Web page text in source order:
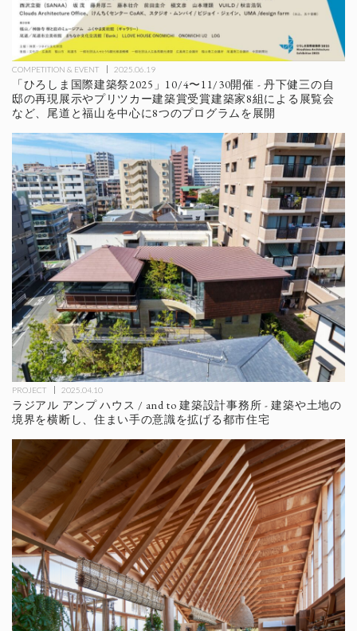
COMPETITION & EVENT 2025.06.19
「ひろしま国際建築祭2025」10/4〜11/30開催 - 丹下健三の自
邸の再現展示やプリツカー建築賞受賞建築家8組による展覧会
など、尾道と福山を中心に8つのプログラムを展開
PROJECT 2025.04.10
ラジアル アンプ ハウス / and to 建築設計事務所 - 建築や土地の
境界を横断し、住まい手の意識を拡げる都市住宅